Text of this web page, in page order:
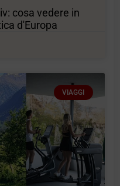
cosa vedere in
d'Europa
VIAGGI